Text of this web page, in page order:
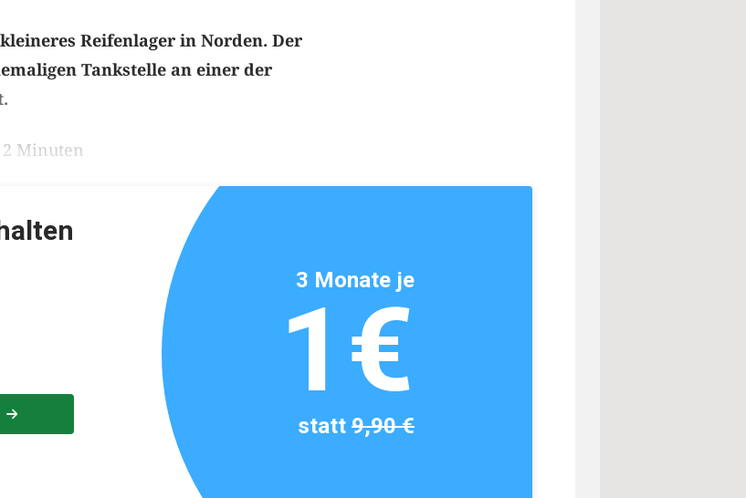
Reifenlager in Norden. Der
Tankstelle an einer der
2 Minuten
3 Monate je
1€
statt9,90 €